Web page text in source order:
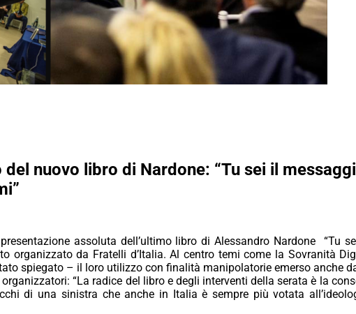
nuovo libro di Nardone: “Tu sei il
assoluta dell’ultimo libro di Alessandro Nardone “Tu
organizzato da Fratelli d’Italia. Al centro temi come la Sovranità
spiegato – il loro utilizzo con finalità manipolatorie emerso anche
“La radice del libro e degli interventi della serata è la
di una sinistra che anche in Italia è sempre più votata